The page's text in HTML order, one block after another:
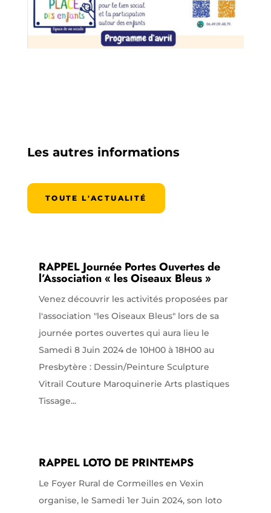
Les autres informations
TOUTE L'ACTUALITÉ
RAPPEL Journée Portes Ouvertes de
l’Association « les Oiseaux Bleus »
Venez découvrir les activités proposées par
l'association "les Oiseaux Bleus" lors de sa
journée portes ouvertes qui aura lieu le
Samedi 8 Juin 2024 de 10H00 à 18H00 au
Presbytère : Dessin/Peinture Sculpture
Vitrail Couture Maroquinerie Arts plastiques
Tissage...
RAPPEL LOTO DE PRINTEMPS
Le Foyer Rural de Cormeilles en Vexin
organise, le Samedi 1er Juin 2024, son loto